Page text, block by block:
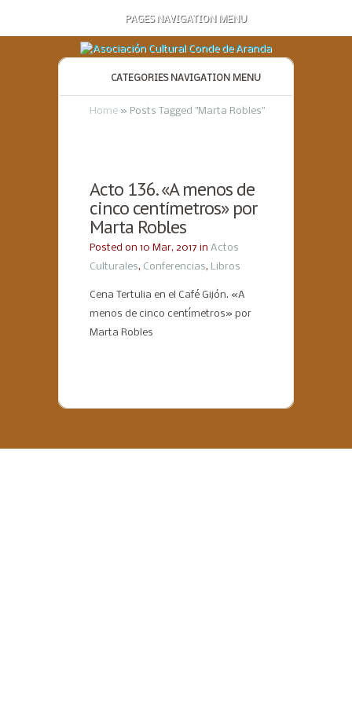
PAGES NAVIGATION MENU
CATEGORIES NAVIGATION MENU
Home » Posts Tagged "Marta Robles"
Acto 136. «A menos de
cinco centímetros» por
Marta Robles
Posted on 10 Mar, 2017 in Actos
Culturales, Conferencias, Libros
Cena Tertulia en el Café Gijón. «A
menos de cinco centímetros» por
Marta Robles